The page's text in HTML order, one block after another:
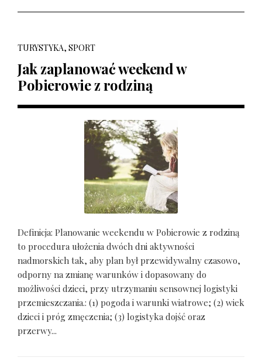
TURYSTYKA, SPORT
Jak zaplanować weekend w
Pobierowie z rodziną
Definicja: Planowanie weekendu w Pobierowie z rodziną
to procedura ułożenia dwóch dni aktywności
nadmorskich tak, aby plan był przewidywalny czasowo,
odporny na zmianę warunków i dopasowany do
możliwości dzieci, przy utrzymaniu sensownej logistyki
przemieszczania.: (1) pogoda i warunki wiatrowe; (2) wiek
dzieci i próg zmęczenia; (3) logistyka dojść oraz
przerwy...